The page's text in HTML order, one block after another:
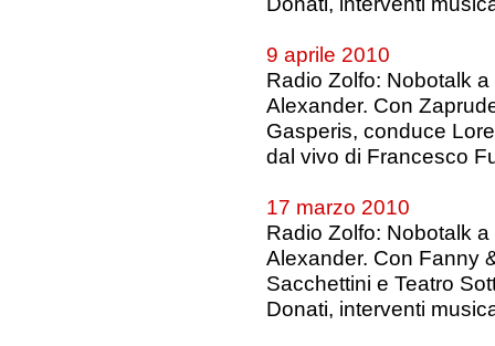
9 aprile 2010
Radio Zolfo: Nobotalk
Alexander. Con
Gasperis, conduce
dal vivo di Francesco
17 marzo 2010
Radio Zolfo: Nobotalk
Alexander. Con Fanny
Sacchettini e Teatro
Donati, interventi